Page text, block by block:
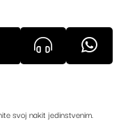
svoj nakit jedinstvenim.